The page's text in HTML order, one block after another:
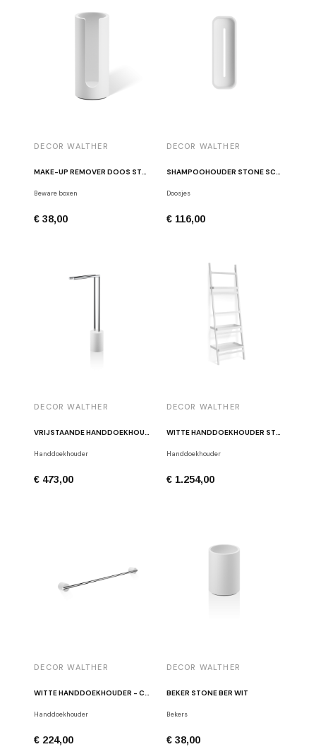
DECOR WALTHER
Beware boxen
€ 38,00
DECOR WALTHER
Doosjes
€ 116,00
DECOR WALTHER
VRIJSTAANDE HANDDOEKHOUDER WIT - CHROOM DECOR WALTHER STONE HT2
Handdoekhouder
€ 473,00
DECOR WALTHER
WITTE HANDDOEKHOUDER STONE HTLA
Handdoekhouder
€ 1.254,00
DECOR WALTHER
WITTE HANDDOEKHOUDER - CHROOM STONE HTE60
Handdoekhouder
€ 224,00
DECOR WALTHER
BEKER STONE BER WIT
Bekers
€ 38,00